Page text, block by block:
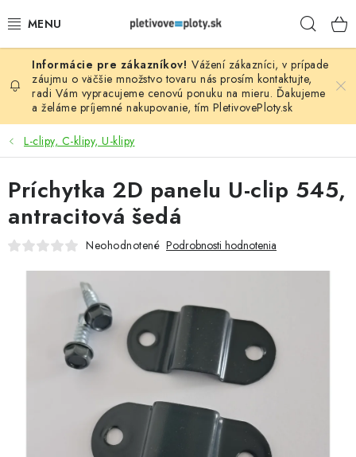
na
PLOTOVÉ PANELY
PLETIVO
STĹPIKY
PODHRABOVÉ DOSKY
GABIÓNY (PLOTY, KOŠE)
PRÍSLUŠENSTVO
VYVÝŠENÉ ZÁHONY
BETÓNOVÉ PLOTY
Vážení zákazníci, v prípade
záujmu o väčšie množstvo tovaru nás prosím kontaktujte,
radi Vám vypracujeme cenovú ponuku na mieru. Ďakujeme
a želáme príjemné nakupovanie, tím PletivovePloty.sk
L-clipy, C-klipy, U-klipy
Príchytka 2D panelu U-clip 545,
antracitová šedá
Neohodnotené Podrobnosti hodnotenia